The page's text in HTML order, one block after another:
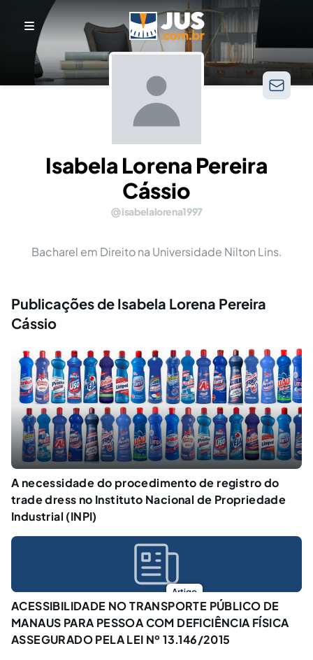
Isabela Lorena Pereira
Cássio
isabelalorena1997
Bacharel em Direito na Universidade Nilton Lins.
Publicações de Isabela Lorena Pereira
Cássio
A necessidade do procedimento de registro do
trade dress no Instituto Nacional de Propriedade
Industrial (INPI)
Artigo
ACESSIBILIDADE NO TRANSPORTE PÚBLICO DE
MANAUS PARA PESSOA COM DEFICIÊNCIA FÍSICA
ASSEGURADO PELA LEI Nº 13.146/2015